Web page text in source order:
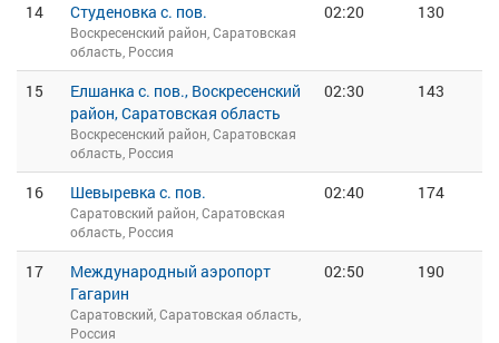
14 Студеновка с. пов.
Воскресенский район, Саратовская
область, Россия
02:20 130
15
Елшанка с. пов., Воскресенский
район, Саратовская область
Воскресенский район, Саратовская
область, Россия
02:30 143
16 Шевыревка с. пов.
Саратовский район, Саратовская
область, Россия
02:40 174
17
Международный аэропорт
Гагарин
Саратовский, Саратовская область,
Россия
02:50 190